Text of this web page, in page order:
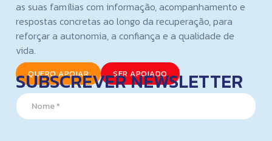
as suas famílias com informação, acompanhamento e
respostas concretas ao longo da recuperação, para
reforçar a autonomia, a confiança e a qualidade de
vida.
QUERO APOIAR SER APOIADO
SUBSCREVER NEWSLETTER
N
a
m